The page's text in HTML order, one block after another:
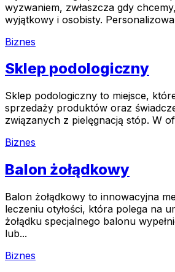
wyzwaniem, zwłaszcza gdy
wyjątkowy i osobisty.
Biznes
Sklep podologiczny
Sklep podologiczny to miejsce,
sprzedaży produktów oraz
związanych z pielęgnacją stóp. W
Biznes
Balon żołądkowy
Balon żołądkowy to innowacyjna
leczeniu otyłości, która polega na
żołądku specjalnego balonu
lub...
Biznes